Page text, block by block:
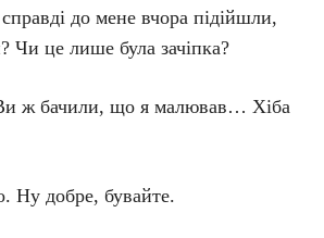
до мене вчора підійшли,
Чи це лише була зачіпка?
ж бачили, що я малював… Хіба
добре, бувайте.